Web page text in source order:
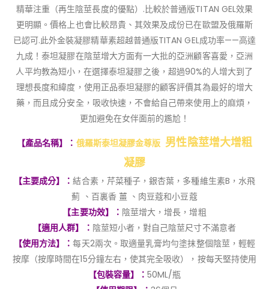
精華注重（再生陰莖長度的優點）.比較於普通版TITAN GEL效果
更明顯。價格上也會比較昂貴、其效果及成份已在歐盟及俄羅斯
已認可.此外金裝凝膠精華素超越普通版TITAN GEL成功率——高達
九成！泰坦凝膠在陰莖增大方面有一大批的亞洲顧客喜愛，亞洲
人平均教為短小，在選擇泰坦凝膠之後，超過90%的人增大到了
理想長度和緯度，使用正品泰坦凝膠的顧客評價其為最好的增大
藥，而且成分安全，吸收快速，不會給自己帶來使用上的麻煩，
更加避免在女伴面前的尷尬！
【產品名稱】： 俄羅斯泰坦凝膠金尊版 男性陰莖增大增粗
凝膠
【主要成分】：結合素，芹菜種子，銀杏葉，多種維生素B，水飛
薊 、百裏香 薑 、肉豆蔻和小豆蔻
【主要功效】： 陰莖增大，增長，增粗
【適用人群】： 陰莖短小者，對自己陰莖尺寸不滿意者
【使用方法】：每天2兩次。取適量乳膏均勻塗抹整個陰莖，輕輕
按摩（按摩時間在15分鐘左右，使其完全吸收），按每天堅持使用
【包裝容量】：50ML/瓶